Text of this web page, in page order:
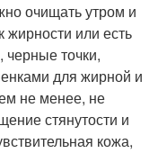
очищать утром и
или есть
точки,
для жирной и
не менее, не
стянутости и
кожа,